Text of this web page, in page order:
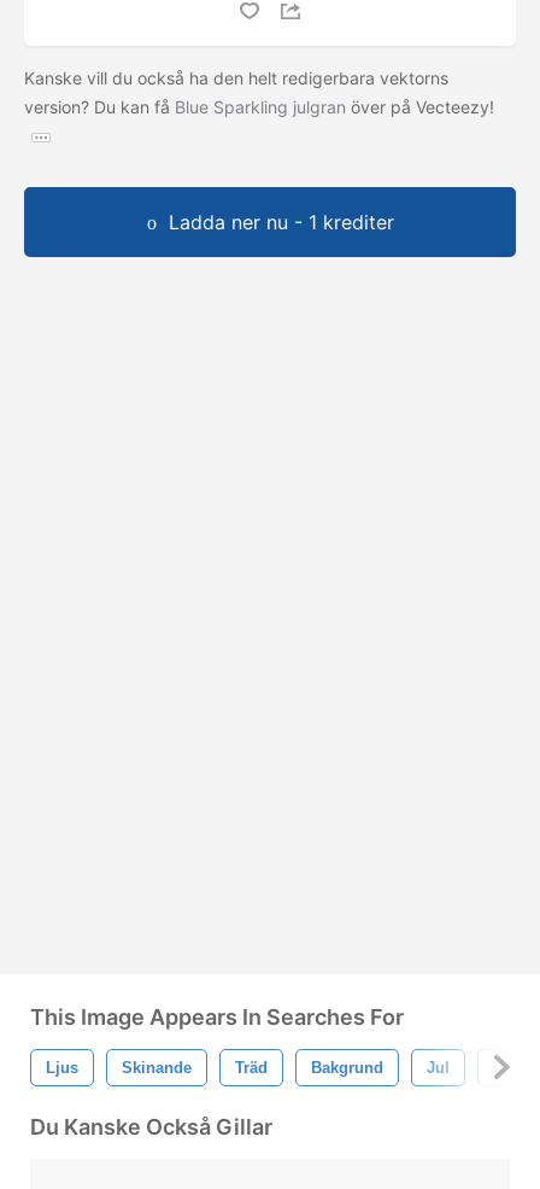
Kanske vill du också ha den helt redigerbara vektorns
version? Du kan få Blue Sparkling julgran över på Vecteezy!
Ladda ner nu - 1 krediter
This Image Appears In Searches For
Ljus Skinande Träd Bakgrund Jul Glöd
Du Kanske Också Gillar